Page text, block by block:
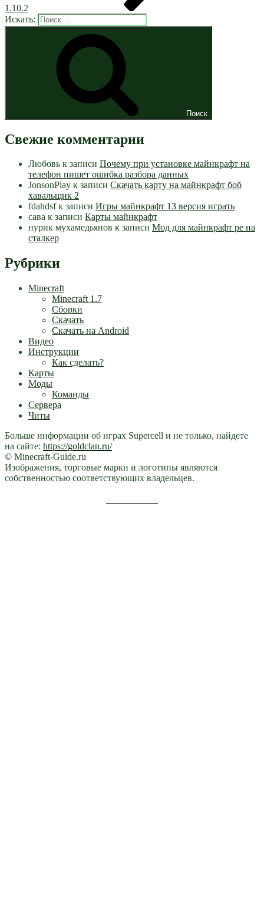
1.10.2
Искать:
Поиск
Свежие комментарии
Любовь к записи Почему при установке майнкрафт на
телефон пишет ошибка разбора данных
JonsonPlay к записи Скачать карту на майнкрафт боб
хавальщик 2
fdahdsfк записи Игры майнкрафт 13 версия играть
сава к записи Карты майнкрафт
нурик мухамедьянов к записи Мод для майнкрафт pe на
сталкер
Рубрики
Minecraft
Minecraft 1.7
Сборки
Скачать
Скачать на Android
Видео
Инструкции
Как сделать?
Карты
Моды
Команды
Сервера
Читы
Больше информации об играх Supercell и не только, найдете
на сайте: https://goldclan.ru/
© Minecraft-Guide.ru
Изображения, торговые марки и логотипы являются
собственностью соответствующих владельцев.